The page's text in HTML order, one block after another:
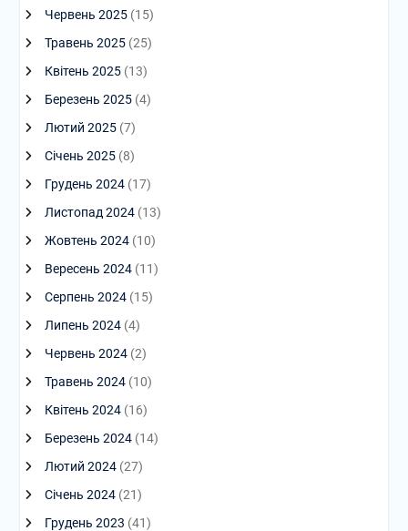
Червень 2025(15)
Травень 2025(25)
Квітень 2025(13)
Березень 2025(4)
Лютий 2025(7)
Січень 2025(8)
Грудень 2024(17)
Листопад 2024(13)
Жовтень 2024(10)
Вересень 2024(11)
Серпень 2024(15)
Липень 2024(4)
Червень 2024(2)
Травень 2024(10)
Квітень 2024(16)
Березень 2024(14)
Лютий 2024(27)
Січень 2024(21)
Грудень 2023 (41)